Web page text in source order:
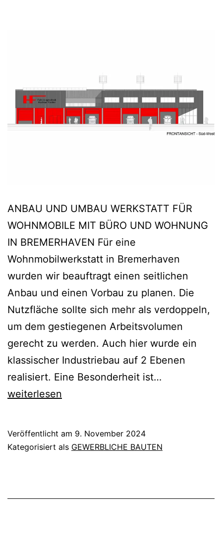
ANBAU UND UMBAU WERKSTATT FÜR
WOHNMOBILE MIT BÜRO UND WOHNUNG
IN BREMERHAVEN Für eine
Wohnmobilwerkstatt in Bremerhaven
wurden wir beauftragt einen seitlichen
Anbau und einen Vorbau zu planen. Die
Nutzfläche sollte sich mehr als verdoppeln,
um dem gestiegenen Arbeitsvolumen
gerecht zu werden. Auch hier wurde ein
klassischer Industriebau auf 2 Ebenen
realisiert. Eine Besonderheit ist…
FÜR
weiterlesen
Veröffentlicht am 9. November 2024
Kategorisiert als GEWERBLICHE BAUTEN